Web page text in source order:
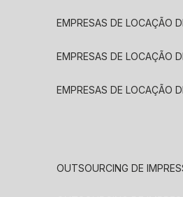
EMPRESAS DE LOCAÇÃO
EMPRESAS DE LOCAÇÃO
EMPRESAS DE LOCAÇÃO
OUTSOURCING DE